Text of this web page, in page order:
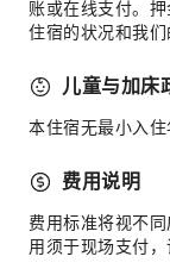
清洁服务
干洗服务
公共区域设施
公用区wifi
花园
账或在线支付。
住宿的状况和我们
儿童与加床
本住宿无最小入住
费用说明
费用标准将视不
用须于现场支付，